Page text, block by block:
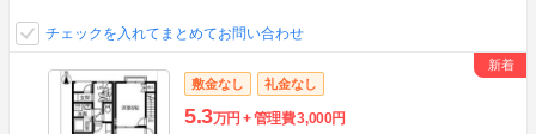
チェックを入れてまとめてお問い合わせ
敷金なし 礼金なし
5.3万円 管理費3,000円